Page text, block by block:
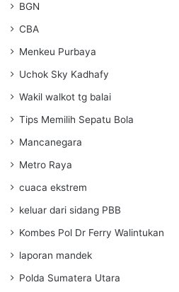
BGN
CBA
Menkeu Purbaya
Uchok Sky Kadhafy
Wakil walkot tg balai
Tips Memilih Sepatu Bola
Mancanegara
Metro Raya
cuaca ekstrem
keluar dari sidang PBB
Kombes Pol Dr Ferry Walintukan
laporan mandek
Polda Sumatera Utara